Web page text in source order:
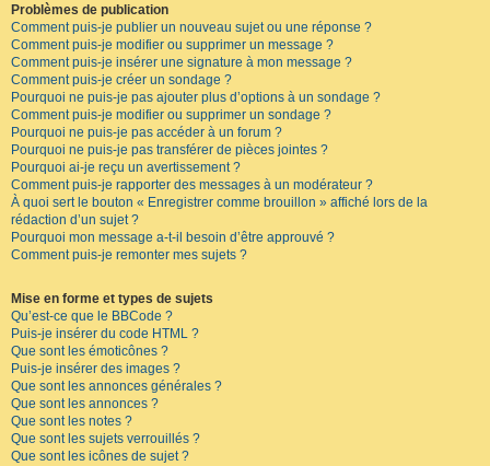
Problèmes de publication
Comment puis-je publier un nouveau sujet ou une réponse ?
Comment puis-je modifier ou supprimer un message ?
Comment puis-je insérer une signature à mon message ?
Comment puis-je créer un sondage ?
Pourquoi ne puis-je pas ajouter plus d’options à un sondage ?
Comment puis-je modifier ou supprimer un sondage ?
Pourquoi ne puis-je pas accéder à un forum ?
Pourquoi ne puis-je pas transférer de pièces jointes ?
Pourquoi ai-je reçu un avertissement ?
Comment puis-je rapporter des messages à un modérateur ?
À quoi sert le bouton « Enregistrer comme brouillon » affiché lors de la
rédaction d’un sujet ?
Pourquoi mon message a-t-il besoin d’être approuvé ?
Comment puis-je remonter mes sujets ?
Mise en forme et types de sujets
Qu’est-ce que le BBCode ?
Puis-je insérer du code HTML ?
Que sont les émoticônes ?
Puis-je insérer des images ?
Que sont les annonces générales ?
Que sont les annonces ?
Que sont les notes ?
Que sont les sujets verrouillés ?
Que sont les icônes de sujet ?